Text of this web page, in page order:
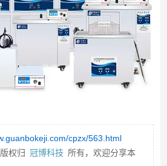
cpzx/563.html
权归 冠博科技 所有，欢迎分享本